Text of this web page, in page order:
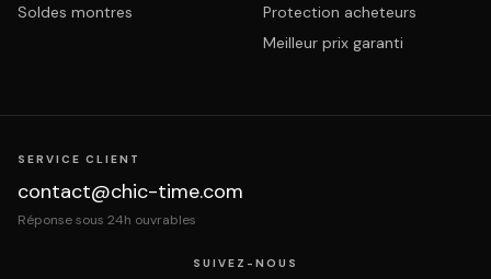
Soldes montres
Protection acheteurs
Meilleur prix garanti
SERVICE CLIENT
contact@chic-time.com
Réponse sous 24h ouvrables
SUIVEZ-NOUS